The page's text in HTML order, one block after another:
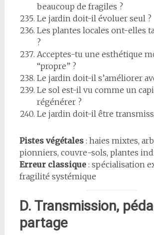
beaucoup de fragiles ?
Le jardin doit-il évoluer seul ?
Les plantes locales ont-elles
?
Acceptes-tu une esthétique
“propre” ?
Le jardin doit-il s’améliorer
Le sol est-il vu comme un
régénérer ?
Le jardin doit-il être
Pistes végétales: haies mixtes,
pionniers, couvre-sols, plantes
Erreur classique: spécialisation
fragilité systémique
D. Transmission,
partage